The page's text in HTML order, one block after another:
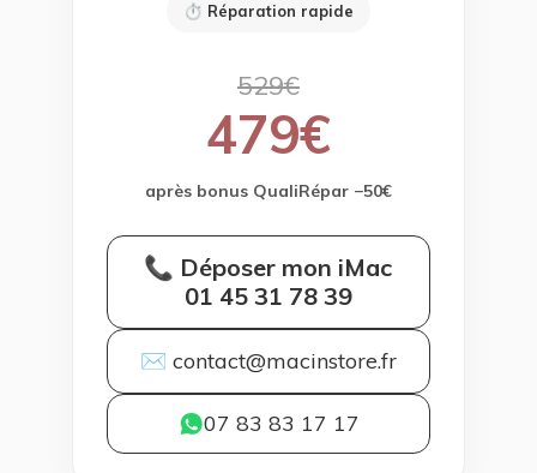
⏱ Réparation rapide
529€
479€
après bonus QualiRépar −50€
📞 Déposer mon iMac
01 45 31 78 39
✉ contact@macinstore.fr
07 83 83 17 17